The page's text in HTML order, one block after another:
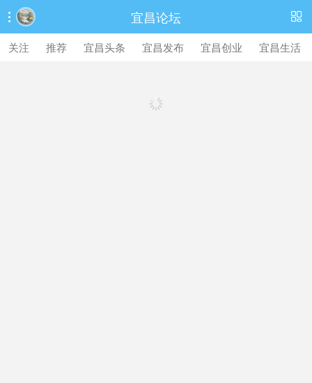
 宜昌论坛 
关注 推荐 宜昌头条 宜昌发布 宜昌创业 宜昌生活